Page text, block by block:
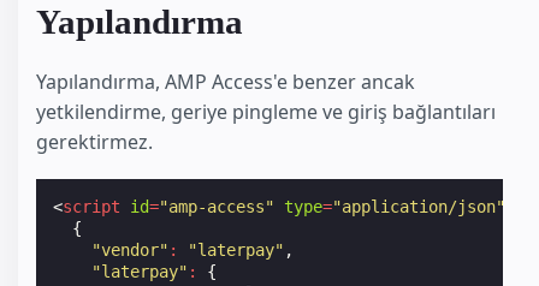
Yapılandırma
Yapılandırma, AMP Access'e benzer ancak
yetkilendirme, geriye pingleme ve giriş bağlantıları
gerektirmez.
<script id="amp-access" type="application/json"
{
"vendor" : "laterpay" ,
"laterpay" :
{